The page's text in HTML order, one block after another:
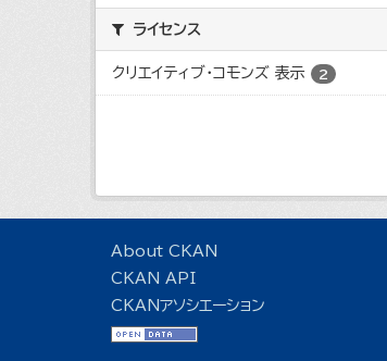
ライセンス
クリエイティブ・コモンズ 表示 2
About CKAN
CKAN API
CKANアソシエーション